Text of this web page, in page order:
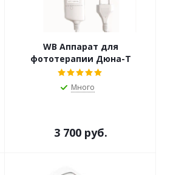
WB Аппарат для
фототерапии Дюна-Т
Много
3 700 руб.